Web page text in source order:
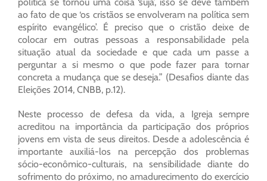
política se tornou uma coisa ‘suja’, isso se deve também
ao fato de que ‘os cristãos se envolveram na política sem
espírito evangélico’. É preciso que o cristão deixe de
colocar em outras pessoas a responsabilidade pela
situação atual da sociedade e que cada um passe a
perguntar a si mesmo o que pode fazer para tornar
concreta a mudança que se deseja.” (Desafios diante das
Eleições 2014, CNBB, p.12).
Neste processo de defesa da vida, a Igreja sempre
acreditou na importância da participação dos próprios
jovens em vista de seus direitos. Desde a adolescência é
importante auxiliá-los na percepção dos problemas
sócio-econômico-culturais, na sensibilidade diante do
sofrimento do próximo, no amadurecimento do exercício